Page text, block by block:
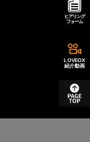
ヒアリング
フォーム
LOVEOX
紹介動画